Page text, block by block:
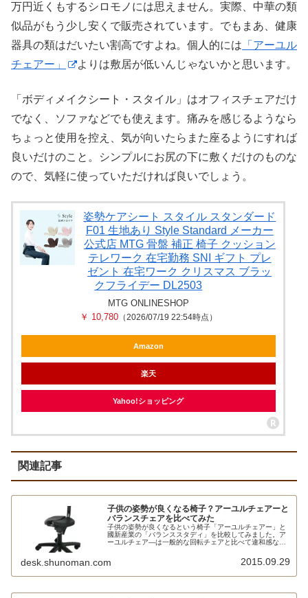
万円近くもするシロモノには思えません。実際、中華の類
似品がもう少し安くで販売されています。でもまあ、健康
器具の類はだいたい割高ですよね。個人的には 「アーユル
チェアー」
よりは敷居が低いんじゃないかと思います。
「ボディメイクシート・スタイル」はオフィスチェアだけ
でなく、ソファなどでも使えます。痛みを感じるようなら
ちょっと使用を控え、気が向いたらまた座るようにすれば
良いだけのこと。シンプルにお尻の下に敷くだけのものな
ので、気軽に使っていただければ良いでしょう。
姿勢ケアシート スタイル スタンダード
F01 生地あり Style Standard メーカー
公式店 MTG 骨盤 補正 椅子 クッション
テレワーク 在宅勤務 SNI ギフト プレ
ゼント 在宅ワーク クリスマス ブラッ
クフライデー DL2503
MTG ONLINESHOP
￥ 10,780（2026/07/19 22:54時点）
Amazon
楽天
Yahoo!ショッピング
関連記事
子供の姿勢が良くなる椅子？アーユルチェアーと
バランスチェアを比べてみた
子供の姿勢が良くなるという椅子「アーユルチェアー」と
國新産業の「バランススタディ」を比較してみました。ア
ーユルチェア―は一般的な回転チェアと比べて違和感なく
と矯正力が少なく、価格が高いのがネックです。
desk.shunoman.com 2015.09.29